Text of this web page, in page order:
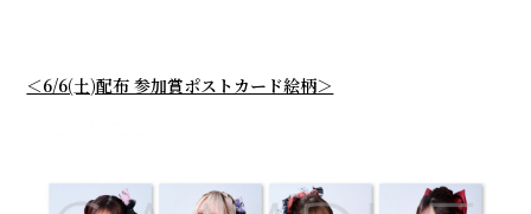
＜6/6(土)配布 参加賞ポストカード絵柄＞